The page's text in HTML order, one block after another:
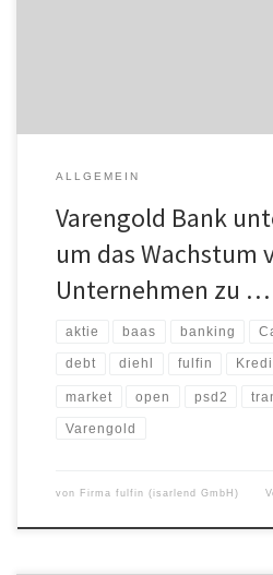
ALLGEMEIN
Varengold Bank
um das Wachstum
Unternehmen zu …
aktie baas banking
debt diehl fulfin
market open psd2
Varengold
von Firma fulfin (isarlend GmbH)